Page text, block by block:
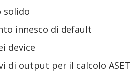
solido
innesco di default
device
di output per il calcolo